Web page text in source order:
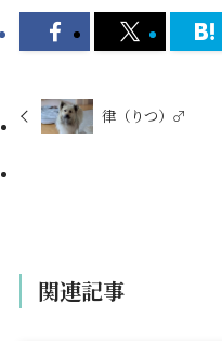
律（りつ）♂
関連記事